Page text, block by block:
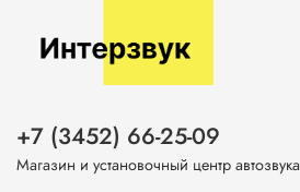
+7 (3452) 66-25-09
Магазин и установочный центр автозвука